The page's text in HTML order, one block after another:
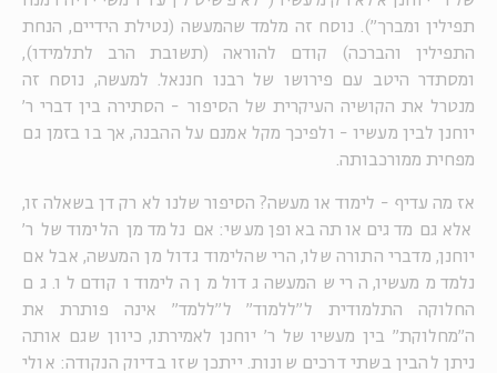
תפילין ומברך"). נוסח זה מלמד שהמעשה (נטילת הידיים, הנחת
התפילין והברכה) קודם להוראה (תשובת הרב לתלמידו),
ומסתדר היטב עם פירושו של רבנו חננאל. למעשה, נוסח זה
מנטרל את הקושיה העיקרית של הסיפור - הסתירה בין דברי ר'
יוחנן לבין מעשיו - ולפיכך מקל אמנם על ההבנה, אך בו בזמן גם
מפחית ממורכבותה.
אז מה עדיף - לימוד או מעשה? הסיפור שלנו לא רק דן בשאלה זו,
אלא גם מדגים אותה באופן מעשי: אם נלמד מן הלימוד של ר'
יוחנן, מדברי התורה שלו, הרי שהלימוד גדול מן המעשה, אבל אם
נלמד ממעשיו, הרי שהמעשה גדול מן הלימוד וקודם לו. גם
החלוקה התלמודית ל"ללמוד" ל"ללמד" אינה פותרת את
ה"מחלוקת" בין מעשיו של ר' יוחנן לאמירתו, כיוון שגם אותה
ניתן להבין בשתי דרכים שונות. ייתכן שזו בדיוק הנקודה: אולי